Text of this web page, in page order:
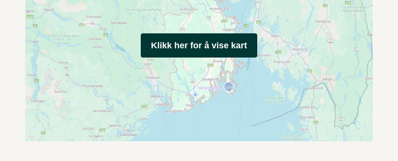
Klikk her for å vise kart